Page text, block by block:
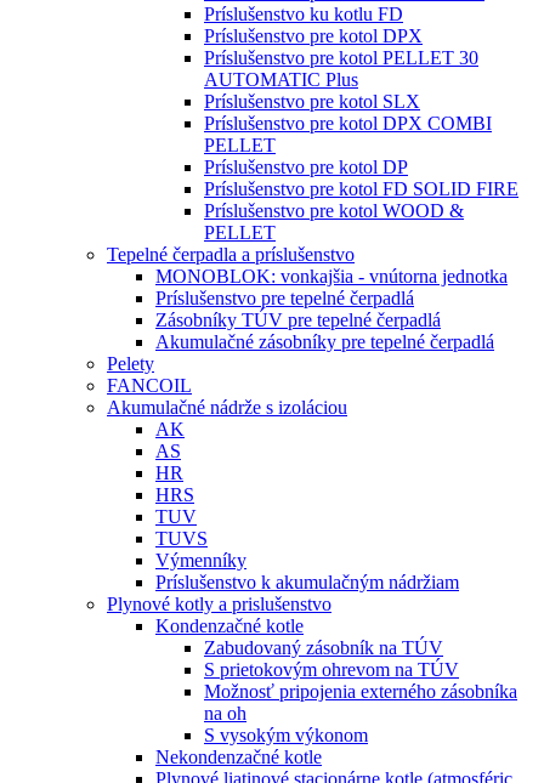
Príslušenstvo ku kotlu FD
Príslušenstvo pre kotol DPX
Príslušenstvo pre kotol PELLET 30
AUTOMATIC Plus
Príslušenstvo pre kotol SLX
Príslušenstvo pre kotol DPX COMBI
PELLET
Príslušenstvo pre kotol DP
Príslušenstvo pre kotol FD SOLID FIRE
Príslušenstvo pre kotol WOOD &
PELLET
Tepelné čerpadla a príslušenstvo
MONOBLOK: vonkajšia - vnútorna jednotka
Príslušenstvo pre tepelné čerpadlá
Zásobníky TÚV pre tepelné čerpadlá
Akumulačné zásobníky pre tepelné čerpadlá
Pelety
FANCOIL
Akumulačné nádrže s izoláciou
AK
AS
HR
HRS
TUV
TUVS
Výmenníky
Príslušenstvo k akumulačným nádržiam
Plynové kotly a prislušenstvo
Kondenzačné kotle
Zabudovaný zásobník na TÚV
S prietokovým ohrevom na TÚV
Možnosť pripojenia externého zásobníka
na oh
S vysokým výkonom
Nekondenzačné kotle
Plynové liatinové stacionárne kotle (atmosféric